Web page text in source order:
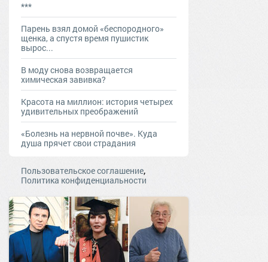
***
Парень взял домой «беспородного»
щенка, а спустя время пушистик
вырос...
В моду снова возвращается
химическая завивка?
Красота на миллион: история четырех
удивительных преображений
«Болезнь на нервной почве». Куда
душа прячет свои страдания
Пользовательское соглашение,
Политика конфиденциальности